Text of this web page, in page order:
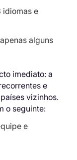
idiomas e
alguns
imediato: a
e
vizinhos.
o seguinte:
e